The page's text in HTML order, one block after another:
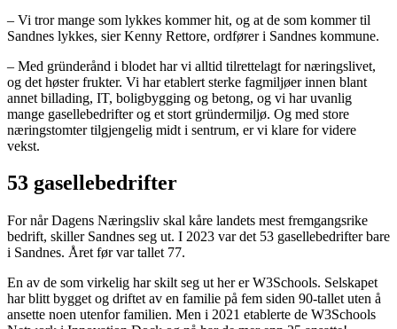
– Vi tror mange som lykkes kommer hit, og at de som kommer til
Sandnes lykkes, sier Kenny Rettore, ordfører i Sandnes kommune.
– Med gründerånd i blodet har vi alltid tilrettelagt for næringslivet,
og det høster frukter. Vi har etablert sterke fagmiljøer innen blant
annet billading, IT, boligbygging og betong, og vi har uvanlig
mange gasellebedrifter og et stort gründermiljø. Og med store
næringstomter tilgjengelig midt i sentrum, er vi klare for videre
vekst.
53 gasellebedrifter
For når Dagens Næringsliv skal kåre landets mest fremgangsrike
bedrift, skiller Sandnes seg ut. I 2023 var det 53 gasellebedrifter bare
i Sandnes. Året før var tallet 77.
En av de som virkelig har skilt seg ut her er W3Schools. Selskapet
har blitt bygget og driftet av en familie på fem siden 90-tallet uten å
ansette noen utenfor familien. Men i 2021 etablerte de W3Schools